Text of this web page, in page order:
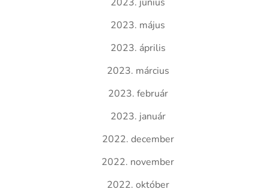
2023. május
2023. április
2023. március
2023. február
2023. január
2022. december
2022. november
2022. október